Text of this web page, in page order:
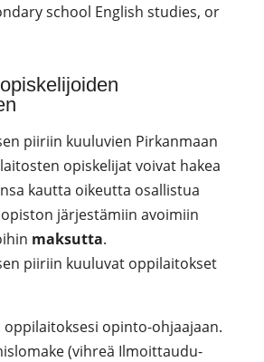
school English studies, or
piiriin kuuluvien Pirkanmaan
opiskelijat voivat hakea
kautta oikeutta osallistua
järjestämiin avoimiin
maksutta.
piiriin kuuluvat oppilaitokset
opinto-ohjaajaan.
(vihreä Ilmoittaudu-